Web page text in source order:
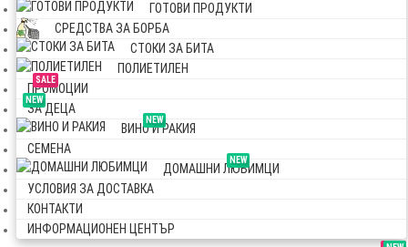
ГОТОВИ ПРОДУКТИ
СРЕДСТВА ЗА БОРБА
СТОКИ ЗА БИТА
ПОЛИЕТИЛЕН
SALE
ПРОМОЦИИ
NEW
ЗА ДЕЦА
NEW
ВИНО И РАКИЯ
СЕМЕНА
NEW
ДОМАШНИ ЛЮБИМЦИ
УСЛОВИЯ ЗА ДОСТАВКА
КОНТАКТИ
ИНФОРМАЦИОНЕН ЦЕНТЪР